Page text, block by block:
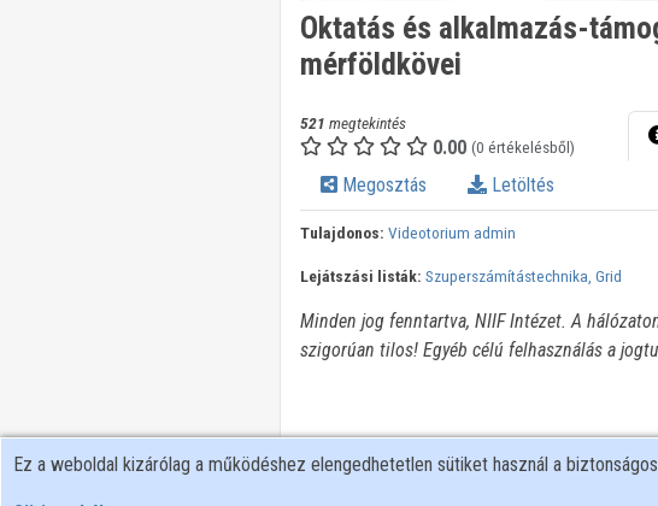
Oktatás és alkalmazás-
mérföldkövei
521 megtekintés
0.00 (0 értékelésből)
Megosztás Letöltés
Tulajdonos: Videotorium admin
Lejátszási listák: Szuperszámítástechnika, Grid
Minden jog fenntartva, NIIF Intézet. A
szigorúan tilos! Egyéb célú felhasználás a
Ez a weboldal kizárólag a működéshez elengedhetetlen sütiket használ a